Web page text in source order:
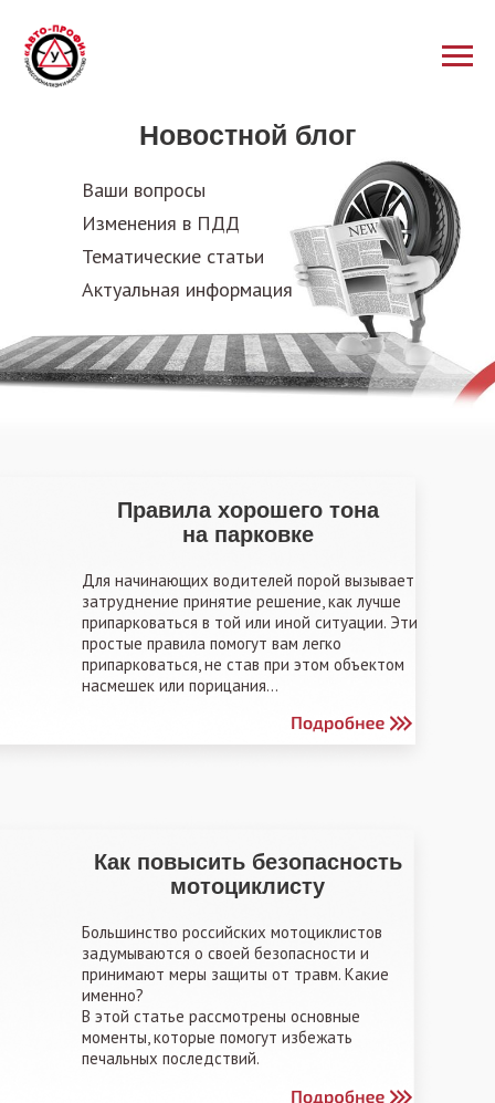
Новостной блог
Изменения в ПДД
Тематические статьи
Актуальная информация
Ваши вопросы
Правила хорошего тона
на парковке
Как повысить безопасность
мотоциклисту
Для начинающих водителей порой вызывает
затруднение принятие решение, как лучше
припарковаться в той или иной ситуации. Эти
простые правила помогут вам легко
припарковаться, не став при этом объектом
насмешек или порицания...
Большинство российских мотоциклистов
задумываются о своей безопасности и
принимают меры защиты от травм. Какие
именно?
В этой статье рассмотрены основные
моменты, которые помогут избежать
печальных последствий.